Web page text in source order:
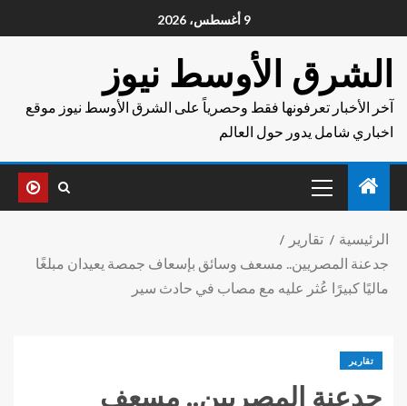
9 أغسطس، 2026
الشرق الأوسط نيوز
آخر الأخبار تعرفونها فقط وحصرياً على الشرق الأوسط نيوز موقع
اخباري شامل يدور حول العالم
الرئيسية
تقارير
جدعنة المصريين.. مسعف وسائق بإسعاف جمصة يعيدان مبلغًا
ماليًا كبيرًا عُثر عليه مع مصاب في حادث سير
تقارير
جدعنة المصريين.. مسعف